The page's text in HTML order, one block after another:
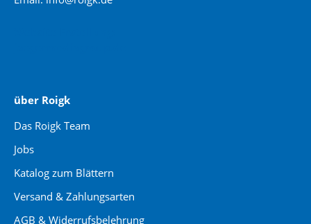
über Roigk
Das Roigk Team
Jobs
Katalog zum Blättern
Versand & Zahlungsarten
AGB & Widerrufsbelehrung